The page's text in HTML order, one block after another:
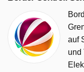
auf
und